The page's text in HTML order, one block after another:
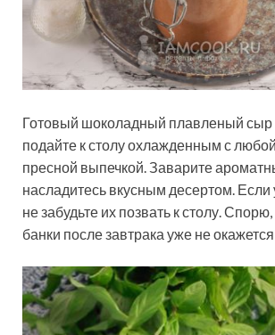
Готовый шоколадный плавленый сыр
подайте к столу охлажденным с
пресной выпечкой. Заварите
насладитесь вкусным десертом. Если
не забудьте их позвать к столу.
банки после завтрака уже не